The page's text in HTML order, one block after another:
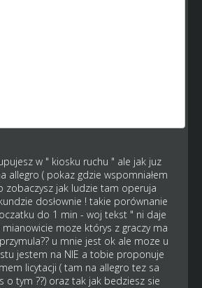
w " kiosku ruchu " ale jak juz
allegro ( pokaz gdzie wspomniałem
zobaczysz jak ludzie tam operuja
dosłownie ! takie porównanie
do 1 min - woj tekst " ni daje
moze którys z graczy ma
u mnie jest ok ale moze u
jestem na NIE a tobie proponuje
licytacji ( tam na allegro tez sa
o tym ??) oraz tak jak bedziesz sie